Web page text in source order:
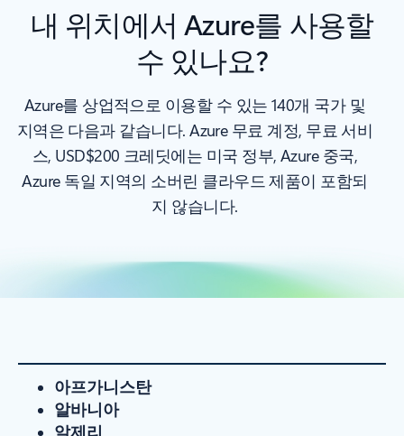
내 위치에서 Azure를 사용할
수 있나요?
Azure를 상업적으로 이용할 수 있는 140개 국가 및
지역은 다음과 같습니다. Azure 무료 계정, 무료 서비
스, USD$200 크레딧에는 미국 정부, Azure 중국,
Azure 독일 지역의 소버린 클라우드 제품이 포함되
지 않습니다.
아프가니스탄
알바니아
알제리